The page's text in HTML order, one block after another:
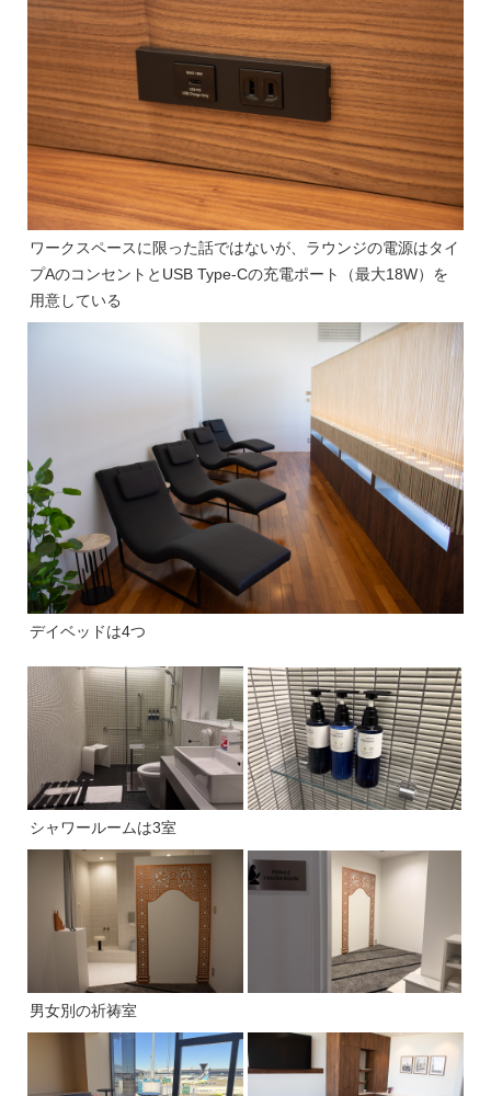
ワークスペースに限った話ではないが、ラウンジの電源はタイ
プAのコンセントとUSB Type-Cの充電ポート（最大18W）を
用意している
デイベッドは4つ
シャワールームは3室
男女別の祈祷室